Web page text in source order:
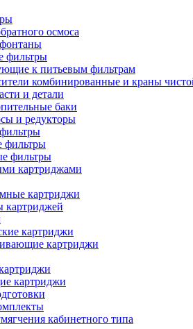
осмоса
фильтры
к питьевым фильтрам
комбинированные и краны
и детали
баки
и редукторы
фильтры
картриджами
картриджи
картриджей
картриджи
картриджи
картриджи
кабинетного типа